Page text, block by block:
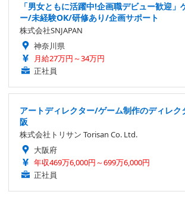
「男女ともに活躍中!企画職デビュー歓迎」
ー/未経験OK/研修あり/企画サポート
株式会社SNJAPAN
神奈川県
月給27万円～34万円
正社員
アートディレクター/ゲーム制作のディレ
阪
株式会社トリサン Torisan Co. Ltd.
大阪府
年収469万6,000円～699万6,000円
正社員